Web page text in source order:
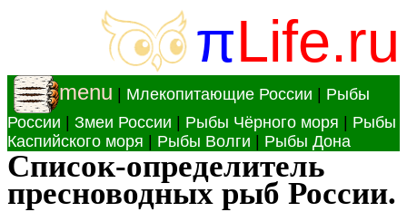
πLife.ru
menu Млекопитающие России
Рыбы
России
Змеи России Рыбы Чёрного моря
Рыбы
Каспийского моря
Рыбы Волги Рыбы Дона
Список-определитель
пресноводных рыб России.